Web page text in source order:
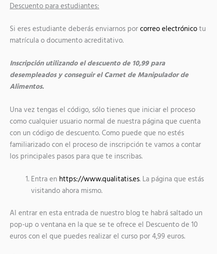
Descuento para estudiantes:
Si eres estudiante deberás enviarnos por correo electrónico tu
matrícula o documento acreditativo.
Inscripción utilizando el descuento de 10,99 para
desempleados y conseguir el Carnet de Manipulador de
Alimentos.
Una vez tengas el código, sólo tienes que iniciar el proceso
como cualquier usuario normal de nuestra página que cuenta
con un código de descuento. Como puede que no estés
familiarizado con el proceso de inscripción te vamos a contar
los principales pasos para que te inscribas.
Entra en https://www.qualitatis.es. La página que estás
visitando ahora mismo.
Al entrar en esta entrada de nuestro blog te habrá saltado un
pop-up o ventana en la que se te ofrece el Descuento de 10
euros con el que puedes realizar el curso por 4,99 euros.